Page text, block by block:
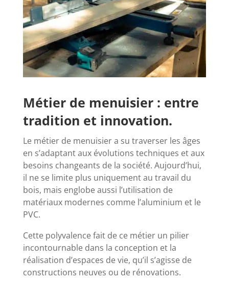
Métier de menuisier : entre
tradition et innovation.
Le métier de menuisier a su traverser les âges
en s’adaptant aux évolutions techniques et aux
besoins changeants de la société. Aujourd’hui,
il ne se limite plus uniquement au travail du
bois, mais englobe aussi l’utilisation de
matériaux modernes comme l’aluminium et le
PVC.
Cette polyvalence fait de ce métier un pilier
incontournable dans la conception et la
réalisation d’espaces de vie, qu’il s’agisse de
constructions neuves ou de rénovations.